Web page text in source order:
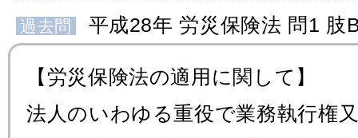
過去問 平成28年 労災保険法 問1 肢
【労災保険法の適用に関して】
法人のいわゆる重役で業務執行権